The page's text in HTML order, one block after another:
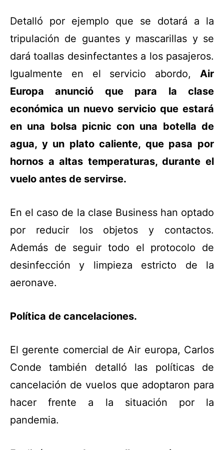
Detalló por ejemplo que se dotará a la
tripulación de guantes y mascarillas y se
dará toallas desinfectantes a los pasajeros.
Igualmente en el servicio abordo, Air
Europa anunció que para la clase
económica un nuevo servicio que estará
en una bolsa picnic con una botella de
agua, y un plato caliente, que pasa por
hornos a altas temperaturas, durante el
vuelo antes de servirse.
En el caso de la clase Business han optado
por reducir los objetos y contactos.
Además de seguir todo el protocolo de
desinfección y limpieza estricto de la
aeronave.
Política de cancelaciones.
El gerente comercial de Air europa, Carlos
Conde también detalló las políticas de
cancelación de vuelos que adoptaron para
hacer frente a la situación por la
pandemia.